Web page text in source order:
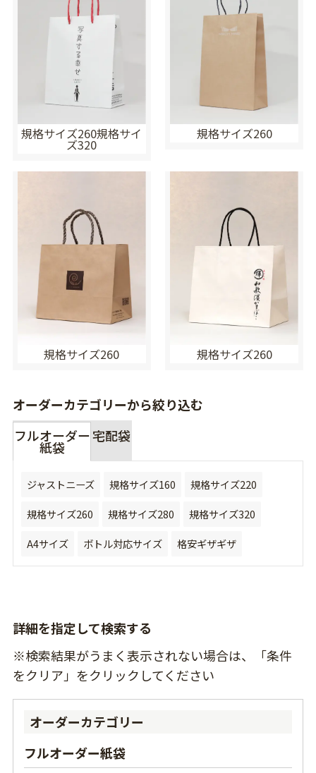
規格サイズ260規格サイ
ズ320
規格サイズ260
規格サイズ260 規格サイズ260
オーダーカテゴリーから絞り込む
フルオーダー
紙袋
宅配袋
ジャストニーズ 規格サイズ160
規格サイズ220
規格サイズ260
規格サイズ280
規格サイズ320
A4サイズ
ボトル対応サイズ 格安ギザギザ
詳細を指定して検索する
※検索結果がうまく表示されない場合は、「条件
をクリア」をクリックしてください
オーダーカテゴリー
フルオーダー紙袋